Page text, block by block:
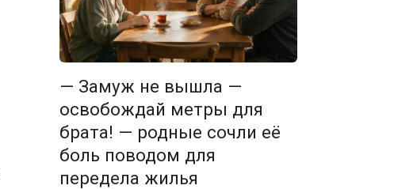
— Замуж не вышла —
освобождай метры для
брата! — родные сочли её
боль поводом для
передела жилья